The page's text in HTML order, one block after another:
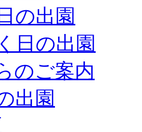
の出園
日の出園
のご案内
出園